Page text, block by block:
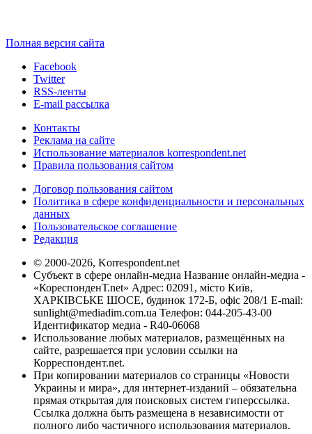
Полная версия сайта
Facebook
Twitter
RSS-ленты
E-mail рассылка
Контакты
Реклама на сайте
Использование материалов korrespondent.net
Правила пользования сайтом
Договор пользования сайтом
Политика в сфере конфиденциальности и персональных
данных
Пользовательское соглашение
Редакция
© 2000-2026, Korrespondent.net
Субъект в сфере онлайн-медиа Название онлайн-медиа -
«КореспонденТ.net» Адрес: 02091, місто Київ,
ХАРКІВСЬКЕ ШОСЕ, будинок 172-Б, офіс 208/1 E-mail:
sunlight@mediadim.com.ua Телефон: 044-205-43-00
Идентификатор медиа - R40-06068
Использование любых материалов, размещённых на
сайте, разрешается при условии ссылки на
Корреспондент.net.
При копировании материалов со страницы «Новости
Украины и мира», для интернет-изданий – обязательна
прямая открытая для поисковых систем гиперссылка.
Ссылка должна быть размещена в независимости от
полного либо частичного использования материалов.